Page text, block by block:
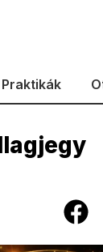
Praktikák